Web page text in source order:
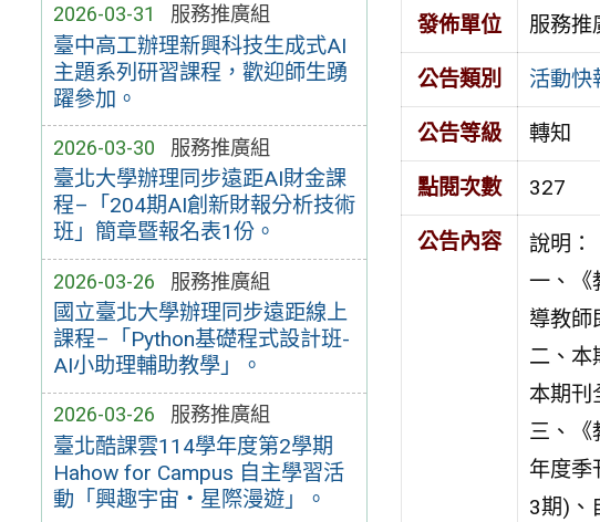
2026-03-31 服務推廣組
臺中高工辦理新興科技生成式AI
主題系列研習課程，歡迎師生踴
躍參加。
2026-03-30 服務推廣組
臺北大學辦理同步遠距AI財金課
程–「204期AI創新財報分析技術
班」簡章暨報名表1份。
2026-03-26 服務推廣組
國立臺北大學辦理同步遠距線上
課程–「Python基礎程式設計班-
AI小助理輔助教學」。
2026-03-26 服務推廣組
臺北酷課雲114學年度第2學期
Hahow for Campus 自主學習活
動「興趣宇宙‧星際漫遊」。
發佈單位 服務推
公告類別 活動快
公告等級 轉知
點閱次數 327
公告內容
說明：
一、《
導教師
二、本
本期刊
三、《
年度季
3期)、